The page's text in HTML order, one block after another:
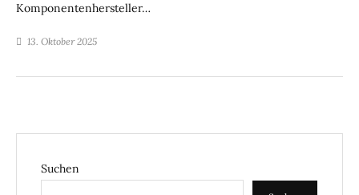
Komponentenhersteller…
13. Oktober 2025
Suchen